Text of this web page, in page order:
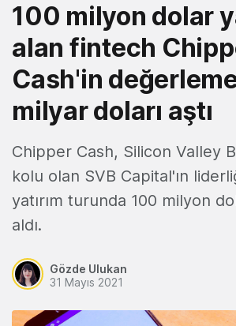
100 milyon dolar
alan fintech
Cash'in
milyar doları aştı
Chipper Cash, Silicon Valley
kolu olan SVB Capital'ın
yatırım turunda 100 milyon
aldı.
Gözde Ulukan
31 Mayıs 2021